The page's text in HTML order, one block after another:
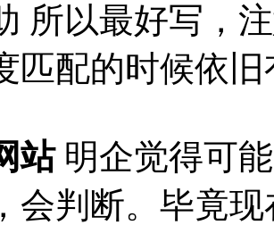
所以最好写，
匹配的时候依旧
站明企觉得可
会判断。毕竟